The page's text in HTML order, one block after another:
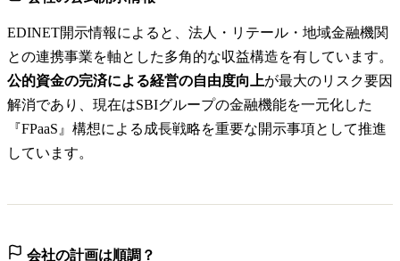
EDINET開示情報によると、法人・リテール・地域金融機関
との連携事業を軸とした多角的な収益構造を有しています。
公的資金の完済による経営の自由度向上が最大のリスク要因
解消であり、現在はSBIグループの金融機能を一元化した
『FPaaS』構想による成長戦略を重要な開示事項として推進
しています。
会社の計画は順調？